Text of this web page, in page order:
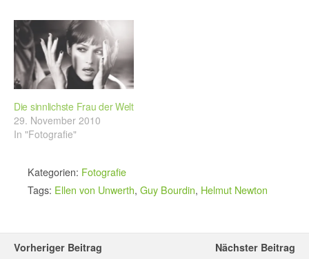
Die sinnlichste Frau der Welt
29. November 2010
In "Fotografie"
Kategorien: Fotografie
Tags: Ellen von Unwerth, Guy Bourdin, Helmut Newton
Vorheriger Beitrag Nächster Beitrag